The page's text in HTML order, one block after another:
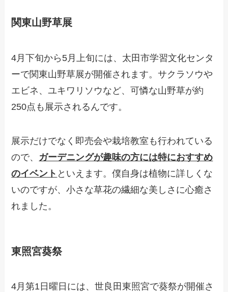
関東山野草展
4月下旬から5月上旬には、太田市学習文化センタ
ーで関東山野草展が開催されます。サクラソウや
エビネ、ユキワリソウなど、可憐な山野草が約
250点も展示されるんです。
展示だけでなく即売会や栽培教室も行われている
ので、 ガーデニングが趣味の方には特におすすめ
のイベント といえます。僕自身は植物に詳しくな
いのですが、小さな草花の繊細な美しさに心癒さ
れました。
東照宮葵祭
4月第1日曜日には、世良田東照宮で葵祭が開催さ